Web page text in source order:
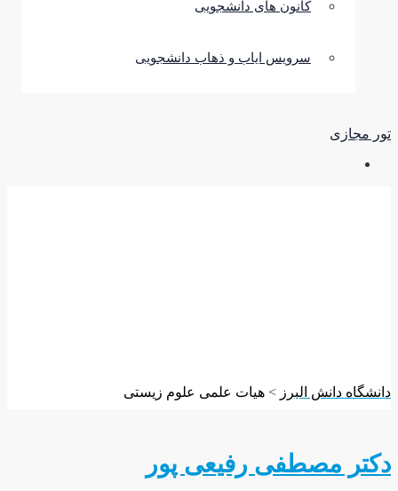
کانون های دانشجویی
سرویس ایاب و ذهاب دانشجویی
تور مجازی
دانشگاه دانش البرز > هیات علمی علوم زیستی
دکتر مصطفی رفیعی پور